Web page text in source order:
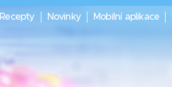
Recepty Novinky Mobilní aplikace